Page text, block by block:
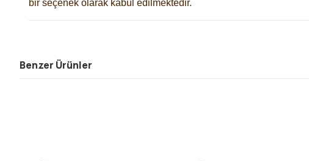
bir seçenek olarak kabul edilmektedir.
Benzer Ürünler